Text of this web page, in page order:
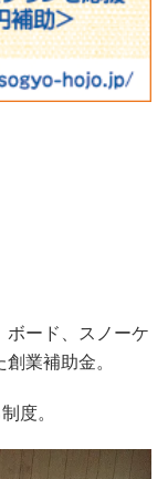
ード、スノーケ
業補助金。
度。